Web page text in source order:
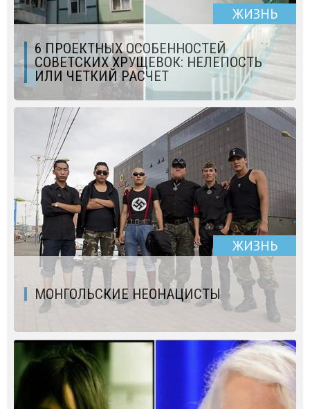
ЖИЗНЬ
6 ПРОЕКТНЫХ ОСОБЕННОСТЕЙ
СОВЕТСКИХ ХРУЩЕВОК: НЕЛЕПОСТЬ
ИЛИ ЧЕТКИЙ РАСЧЕТ
ЖИЗНЬ
МОНГОЛЬСКИЕ НЕОНАЦИСТЫ